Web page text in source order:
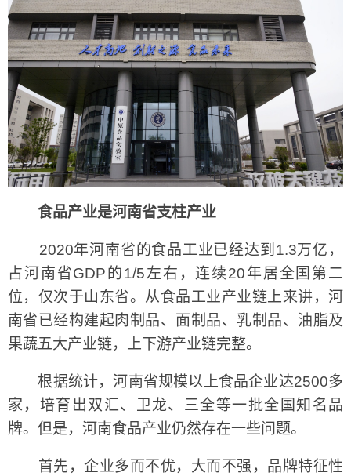
食品产业是河南省支柱产业
2020年河南省的食品工业已经达到1.3万亿，
占河南省GDP的1/5左右，连续20年居全国第二
位，仅次于山东省。从食品工业产业链上来讲，河
南省已经构建起肉制品、面制品、乳制品、油脂及
果蔬五大产业链，上下游产业链完整。
根据统计，河南省规模以上食品企业达2500多
家，培育出双汇、卫龙、三全等一批全国知名品
牌。但是，河南食品产业仍然存在一些问题。
首先，企业多而不优，大而不强，品牌特征性